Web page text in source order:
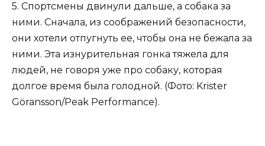
5. Спортсмены двинули дальше, а собака за
ними. Сначала, из соображений безопасности,
они хотели отпугнуть ее, чтобы она не бежала за
ними. Эта изнурительная гонка тяжела для
людей, не говоря уже про собаку, которая
долгое время была голодной. (Фото: Krister
Göransson/Peak Performance).